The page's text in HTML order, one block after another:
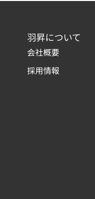
羽昇について
会社概要
採用情報